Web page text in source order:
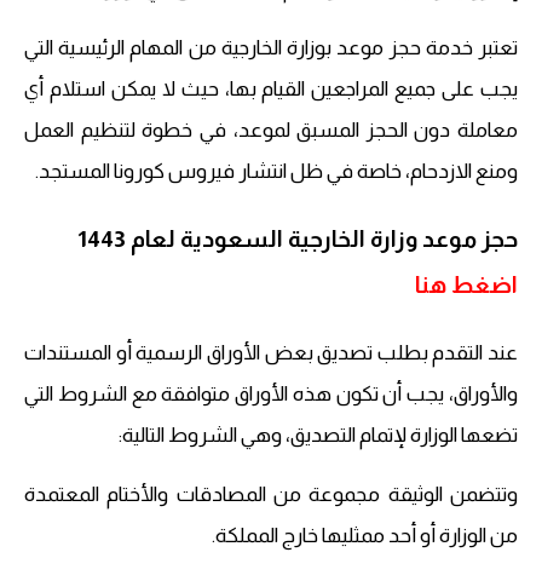
تعتبر خدمة حجز موعد بوزارة الخارجية من المهام الرئيسية التي
يجب على جميع المراجعين القيام بها، حيث لا يمكن استلام أي
معاملة دون الحجز المسبق لموعد، في خطوة لتنظيم العمل
ومنع الازدحام، خاصة في ظل انتشار فيروس كورونا المستجد.
حجز موعد وزارة الخارجية السعودية لعام 1443
اضغط هنا
عند التقدم بطلب تصديق بعض الأوراق الرسمية أو المستندات
والأوراق، يجب أن تكون هذه الأوراق متوافقة مع الشروط التي
تضعها الوزارة لإتمام التصديق، وهي الشروط التالية:
وتتضمن الوثيقة مجموعة من المصادقات والأختام المعتمدة
من الوزارة أو أحد ممثليها خارج المملكة.